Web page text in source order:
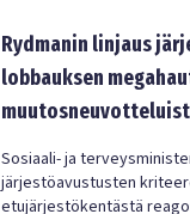
Rydmanin linjaus
lobbauksen
Sosiaali- ja
järjestöavustusten
etujärjestökentästä